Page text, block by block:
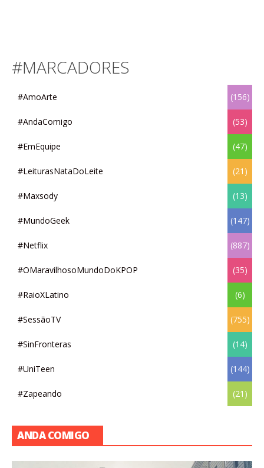
#MARCADORES
#AmoArte (156)
#AndaComigo (53)
#EmEquipe (47)
#LeiturasNataDoLeite (21)
#Maxsody (13)
#MundoGeek (147)
#Netflix (887)
#OMaravilhosoMundoDoKPOP (35)
#RaioXLatino (6)
#SessãoTV (755)
#SinFronteras (14)
#UniTeen (144)
#Zapeando (21)
ANDA COMIGO